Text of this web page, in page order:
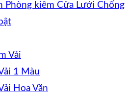
Phòng kiêm Cửa Lưới Chống
Vải
1 Màu
Hoa Văn